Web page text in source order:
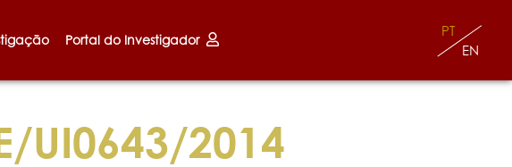
Portal do Investigador
EN
PT
UI0643/2014